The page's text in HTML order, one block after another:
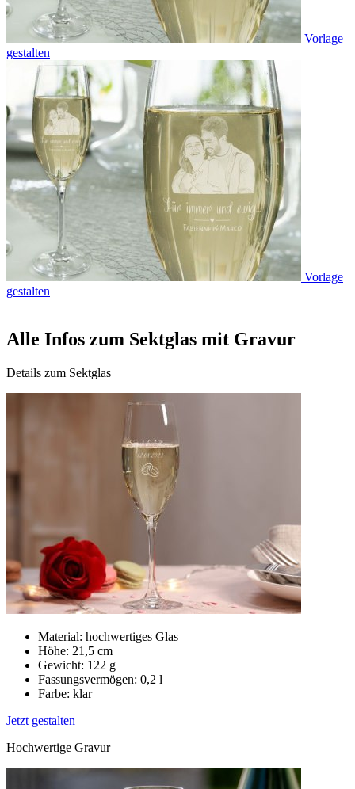
Vorlage
gestalten
Vorlage
gestalten
Alle Infos zum Sektglas mit Gravur
Details zum Sektglas
Material: hochwertiges Glas
Höhe: 21,5 cm
Gewicht: 122 g
Fassungsvermögen: 0,2 l
Farbe: klar
Jetzt gestalten
Hochwertige Gravur